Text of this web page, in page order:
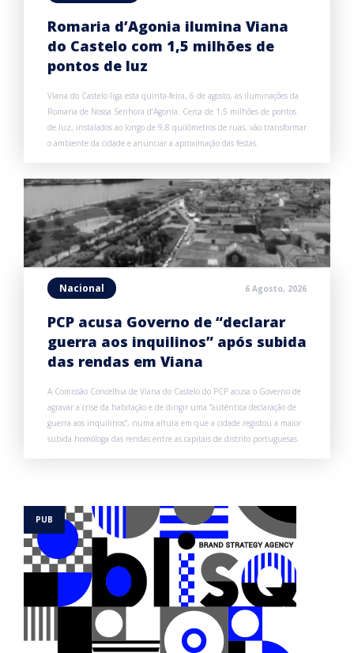
Romaria d’Agonia ilumina Viana
do Castelo com 1,5 milhões de
pontos de luz
Viana do Castelo liga esta quinta-feira, 6 de agosto, as iluminações da
Romaria de Nossa Senhora d’Agonia. Cerca de 1,5 milhões de pontos
de luz, instalados ao longo de 9,8 quilómetros de ruas, vão transformar
o ambiente da cidade e anunciar a aproximação das festas.
Nacional 6 Agosto, 2026
PCP acusa Governo de “declarar
guerra aos inquilinos” após subida
das rendas em Viana
A Comissão Concelhia de Viana do Castelo do PCP acusa o Governo de
agravar a crise da habitação e de dirigir uma “autêntica declaração de
guerra aos inquilinos”, numa altura em que a cidade registou a maior
subida homóloga das rendas entre as capitais de distrito portuguesas.